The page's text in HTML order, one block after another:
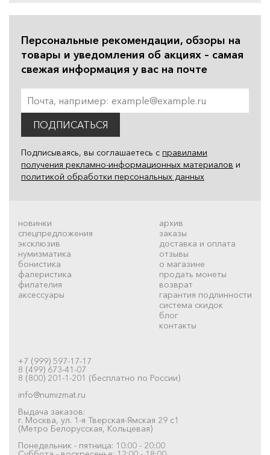
Персональные рекомендации, обзоры на
товары и уведомления об акциях – самая
свежая информация у вас на почте
ПОДПИСАТЬСЯ
Подписываясь, вы соглашаетесь с правилами
получения рекламно-информационных материалов и
политикой обработки персональных данных
новинки
спецпредложения
эксклюзив
нумизматика
бонистика
фалеристика
филателия
аксессуары
архив
заказы
доставка и оплата
отзывы
о магазине
продать монеты
возврат
гарантия подлинности
система скидок
блог
контакты
+7 (999) 597-17-17
8 (499) 673-41-07
8 (800) 201-1-201 (бесплатно по России)
info@numizmat.ru
Выдача заказов:
г. Москва, ул. 1-я Тверская-Ямская 29 с1
(Метро Белорусская, Кольцевая)
Понедельник - пятница: 10:00 - 20:00